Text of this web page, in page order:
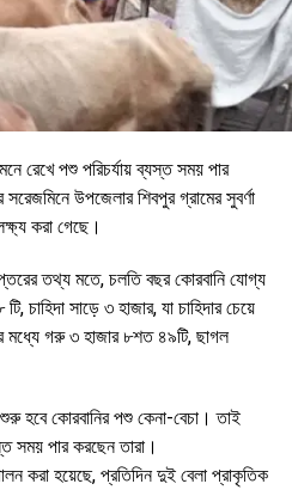
রেখে পশু পরিচর্যায় ব্যস্ত সময় পার
উপজেলার শিবপুর গ্রামের সুবর্ণা
করা গেছে।
তথ্য মতে, চলতি বছর কোরবানি যোগ্য
সাড়ে ৩ হাজার, যা চাহিদার চেয়ে
গরু ৩ হাজার ৮শত ৪৯টি, ছাগল
হবে কোরবানির পশু কেনা-বেচা। তাই
সময় পার করছেন তারা।
করা হয়েছে, প্রতিদিন দুই বেলা প্রাকৃতিক